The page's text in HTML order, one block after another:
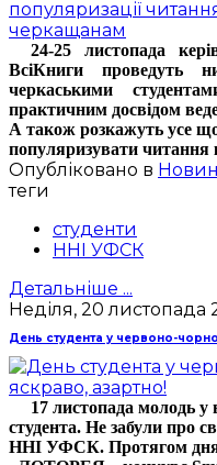
24-25 листопада
ВсіКниги проведуть
черкаськими
практичним досвідом
А також розкажуть усе
популяризувати читання
Опубліковано в
теги
студенти
ННІ УФСК
Детальніше ...
Неділя, 20 листопада
День студента у червоно-
17 листопада молодь у
студента. Не забули про
ННІ УФСК. Протягом дня